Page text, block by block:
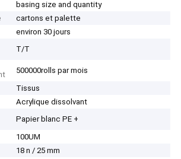
basing size and quantity
cartons et palette
environ 30 jours
T/T
500000rolls par mois
Tissus
Acrylique dissolvant
Papier blanc PE +
100UM
18 n / 25 mm